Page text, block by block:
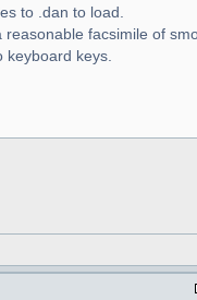
to .dan to load.
facsimile of
keys.